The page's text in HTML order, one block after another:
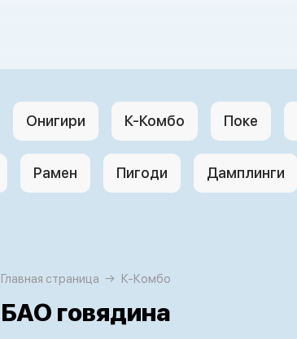
Онигири К-Комбо Поке
Рамен Пигоди Дамплинги
Главная страница К-Комбо
БАО говядина